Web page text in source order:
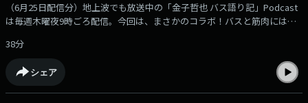
（6月25日配信分）地上波でも放送中の「金子哲也 バス語り記」Podcast
は毎週木曜夜9時ごろ配信。今回は、まさかのコラボ！バスと筋肉には意
ークをお楽しみください。Podcast限定のおまけ企画「バス停探検隊」も
あります！podcast版のバス語り記もお楽しみください！【出演】金子哲
也（KBCラジオディレクター）三澤澄也（KBCアナウンサー）大久保美咲
（KBC AitaCarリポーター）原田凌さん（天神・博多で活躍中のパーソナ
38分
シェア